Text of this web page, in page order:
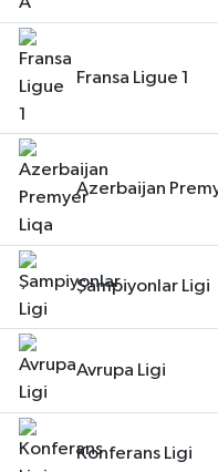
Fransa Ligue 1
Azerbaijan
Şampiyonlar Ligi
Avrupa Ligi
Konferans Ligi